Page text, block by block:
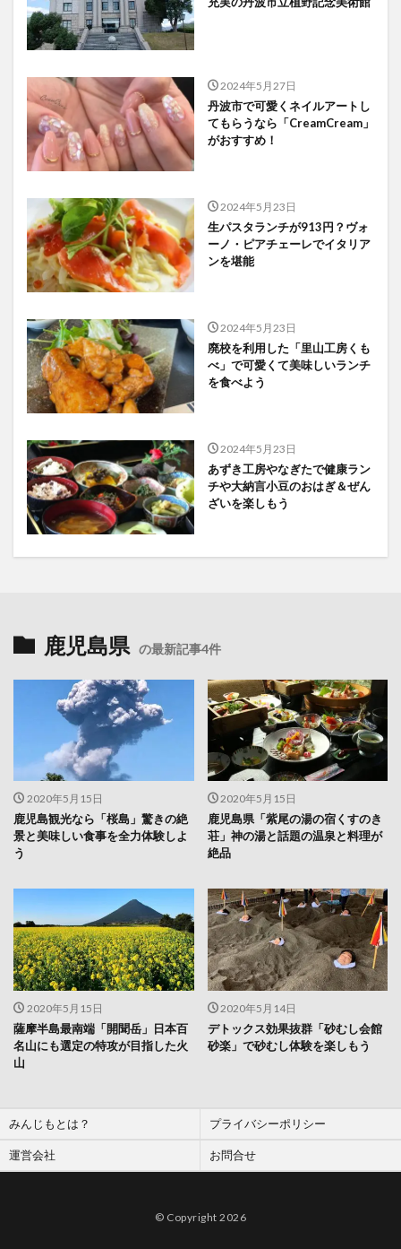
2024年5月27日
丹波市で可愛くネイルアートし
てもらうなら「CreamCream」
がおすすめ！
2024年5月23日
生パスタランチが913円？ヴォ
ーノ・ピアチェーレでイタリア
ンを堪能
2024年5月23日
廃校を利用した「里山工房くも
べ」で可愛くて美味しいランチ
を食べよう
2024年5月23日
あずき工房やなぎたで健康ラン
チや大納言小豆のおはぎ＆ぜん
ざいを楽しもう
鹿児島県 の最新記事4件
2020年5月15日
鹿児島観光なら「桜島」驚きの絶
景と美味しい食事を全力体験しよ
う
2020年5月15日
鹿児島県「紫尾の湯の宿くすのき
荘」神の湯と話題の温泉と料理が
絶品
2020年5月15日
薩摩半島最南端「開聞岳」日本百
名山にも選定の特攻が目指した火
山
2020年5月14日
デトックス効果抜群「砂むし会館
砂楽」で砂むし体験を楽しもう
みんじもとは？
運営会社
プライバシーポリシー
お問合せ
© Copyright 2026